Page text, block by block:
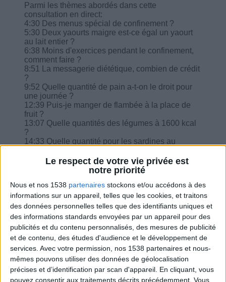
Le respect de votre vie privée est
notre priorité
Nous et nos 1538 partenaires stockons et/ou accédons à des
informations sur un appareil, telles que les cookies, et traitons
des données personnelles telles que des identifiants uniques et
des informations standards envoyées par un appareil pour des
publicités et du contenu personnalisés, des mesures de publicité
et de contenu, des études d'audience et le développement de
services. Avec votre permission, nos 1538 partenaires et nous-
mêmes pouvons utiliser des données de géolocalisation
précises et d’identification par scan d'appareil. En cliquant, vous
pouvez consentir aux traitements décrits précédemment. Vous
Parmi les thèmes abordés dans cette
consultation en direct:
4:30 Des menus spécial de confinement ?
5:30 Deux yaourts maigre est-ce égal un yaourt
au lait entier ?
6:38 Moins d'exercices pendant le confinement,
comment faire ?
8:51 La messagerie diététique, combien de crédit
?
9:52 Quelle quantité de pain a-t-on le droit pour
une journée ?
12:39 Puis-je manger de flambée à la place de
fruit ?
13:07 Quelle quantités des légumes à 1600 kcal
?
14:33 Quelle quantité pour les sardines au
16:23 Je bois un mug de lait écrémé après le
dîner, est-ce bon ?
17:39 Équivalence d'un rouleau de printemps ?
Combien de tranche de fromage à raclette ?
Combien de kilos souhaitez-vous perdre ?
Moins de
5 kilos
De 5 à 10
kilos
Plus de
10 kilos